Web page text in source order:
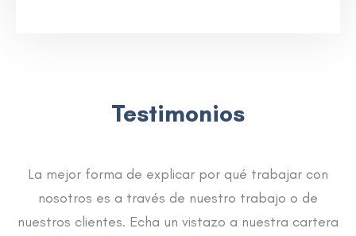
Testimonios
La mejor forma de explicar por qué trabajar con
nosotros es a través de nuestro trabajo o de
nuestros clientes. Echa un vistazo a nuestra cartera